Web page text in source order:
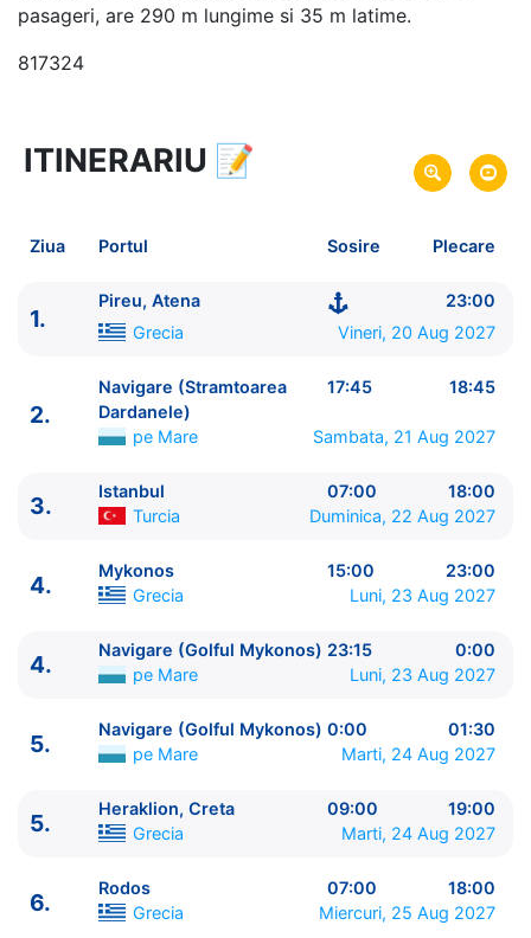
pasageri, are 290 m lungime si 35 m latime.
817324
8 zile vacanta de croaziera in
Insulele Grecesti si Turcia -
Plecare pe 20 Aug 2027 din Pireu, Atena, Grecia
Costa Cruises
ITINERARIU
Ziua | Portul | Sosire - Plecare
Pireu, Atena Grecia ⚓ - 23:00
2.
Navigare (Stramtoarea Dardanele) pe Mare 17:45
3.
Istanbul Turcia 07:00 - 18:00
4.
Mykonos Grecia
5.
Navigare (Golful Mykonos) pe Mare
0:00 - 01:30
Heraklion, Creta
09:00 - 19:00
ITINERARIU 📝
Ziua Portul Sosire Plecare
1.
Pireu, Atena
23:00
Grecia
Vineri, 20 Aug 2027
2.
Navigare (Stramtoarea
Dardanele)
17:45 18:45
pe Mare Sambata, 21 Aug 2027
3.
Istanbul 07:00
18:00
Turcia
Duminica, 22 Aug 2027
4.
Mykonos 15:00
23:00
Grecia
Luni, 23 Aug 2027
4.
Navigare (Golful Mykonos) 23:15
0:00
pe Mare
Luni, 23 Aug 2027
5.
Navigare (Golful Mykonos) 0:00
01:30
pe Mare
Marti, 24 Aug 2027
5.
Heraklion, Creta 09:00
19:00
Grecia
Marti, 24 Aug 2027
6.
Rodos 07:00
18:00
Grecia
Miercuri, 25 Aug 2027